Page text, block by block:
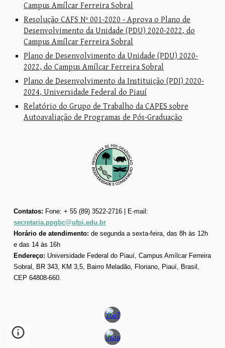
Campus Amílcar Ferreira Sobral
Resolução CAFS Nº 001-2020 - Aprova o Plano de
Desenvolvimento da Unidade (PDU) 2020-2022, do
Campus Amílcar Ferreira Sobral
Plano de Desenvolvimento da Unidade (PDU) 2020-
2022, do Campus Amílcar Ferreira Sobral
Plano de Desenvolvimento da Instituição (PDI) 2020-
2024, Universidade Federal do Piauí
Relatório do Grupo de Trabalho da CAPES sobre
Autoavaliação de Programas de Pós-Graduação
Contatos: Fone: + 55 (89) 3522-2716 | E-mail:
secretaria.ppgbc@ufpi.edu.br
Horário de atendimento: de segunda a sexta-feira, das 8h às 12h
e das 14 às 16h
Endereço: Universidade Federal do Piauí, Campus Amílcar Ferreira
Sobral, BR 343, KM 3,5, Bairro Meladão, Floriano, Piauí, Brasil,
CEP 64808-660.